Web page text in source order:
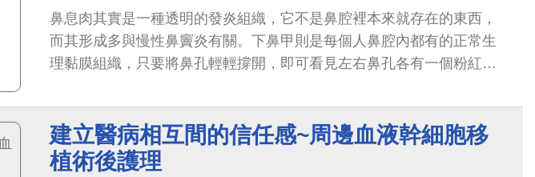
鼻息肉其實是一種透明的發炎組織，它不是鼻腔裡本來就存在的東西，
而其形成多與慢性鼻竇炎有關。下鼻甲則是每個人鼻腔內都有的正常生
理黏膜組織，只要將鼻孔輕輕撐開，即可看見左右鼻孔各有一個粉紅色
建立醫病相互間的信任感~周邊血液幹細胞移
植術後護理